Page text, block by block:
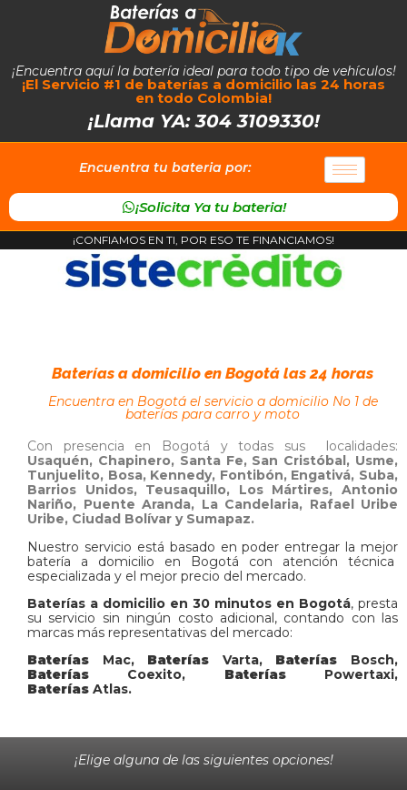
¡Encuentra aquí la batería ideal para todo tipo de vehículos!
¡El Servicio #1 de baterías a domicilio las 24 horas
en todo Colombia!
¡Llama YA: 304 3109330!
Encuentra tu bateria por:
¡Solicita Ya tu bateria!
¡CONFIAMOS EN TI, POR ESO TE FINANCIAMOS!
Baterías a domicilio en Bogotá las 24 horas
Encuentra en Bogotá el servicio a domicilio No 1 de
baterías para carro y moto
Con presencia en Bogotá y todas sus localidades:
Usaquén, Chapinero, Santa Fe, San Cristóbal, Usme,
Tunjuelito, Bosa, Kennedy, Fontibón, Engativá, Suba,
Barrios Unidos, Teusaquillo, Los Mártires, Antonio
Nariño, Puente Aranda, La Candelaria, Rafael Uribe
Uribe, Ciudad Bolívar y Sumapaz.
Nuestro servicio está basado en poder entregar la mejor
batería a domicilio en Bogotá con atención técnica
especializada y el mejor precio del mercado.
Baterías a domicilio en 30 minutos en Bogotá, presta
su servicio sin ningún costo adicional, contando con las
marcas más representativas del mercado:
Baterías
Mac, Baterías Varta, Baterías
Bosch,
Baterías
Coexito, Baterías
Powertaxi,
Baterías Atlas.
¡Elige alguna de las siguientes opciones!